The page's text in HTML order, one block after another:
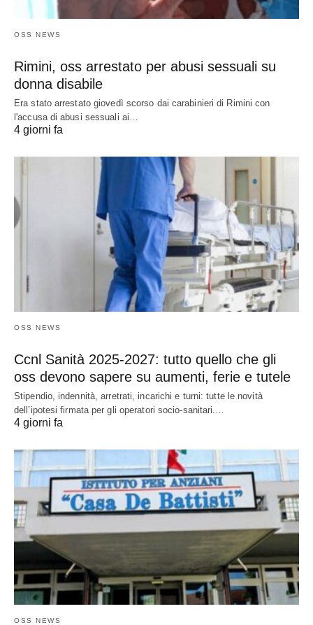
OSS NEWS
Rimini, oss arrestato per abusi sessuali su
donna disabile
Era stato arrestato giovedì scorso dai carabinieri di Rimini con
l'accusa di abusi sessuali ai…
4 giorni fa
OSS NEWS
Ccnl Sanità 2025-2027: tutto quello che gli
oss devono sapere su aumenti, ferie e tutele
Stipendio, indennità, arretrati, incarichi e turni: tutte le novità
dell’ipotesi firmata per gli operatori socio-sanitari.…
4 giorni fa
OSS NEWS